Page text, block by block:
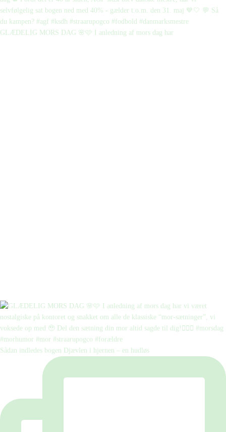
GLÆDELIG MORS DAG 🌸🩷 I anledning af mors dag har
Sådan indledes bogen Djævlen i hjernen – en hudløs